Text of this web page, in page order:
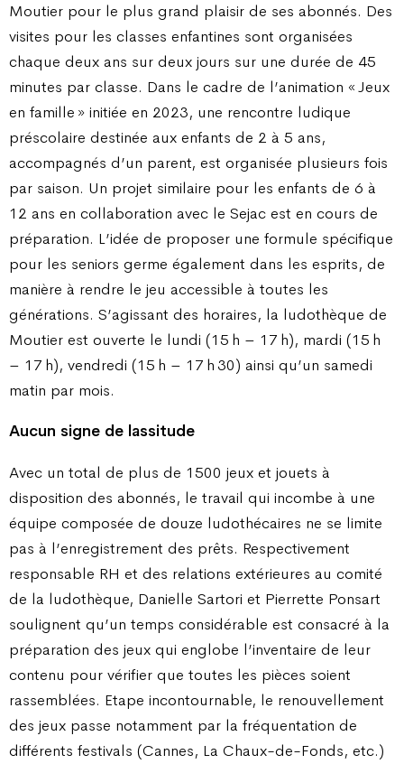
Moutier pour le plus grand plaisir de ses abonnés. Des
visites pour les classes enfantines sont organisées
chaque deux ans sur deux jours sur une durée de 45
minutes par classe. Dans le cadre de l’animation « Jeux
en famille » initiée en 2023, une rencontre ludique
préscolaire destinée aux enfants de 2 à 5 ans,
accompagnés d’un parent, est organisée plusieurs fois
par saison. Un projet similaire pour les enfants de 6 à
12 ans en collaboration avec le Sejac est en cours de
préparation. L’idée de proposer une formule spécifique
pour les seniors germe également dans les esprits, de
manière à rendre le jeu accessible à toutes les
générations. S’agissant des horaires, la ludothèque de
Moutier est ouverte le lundi (15 h – 17 h), mardi (15 h
– 17 h), vendredi (15 h – 17 h 30) ainsi qu’un samedi
matin par mois.
Aucun signe de lassitude
Avec un total de plus de 1500 jeux et jouets à
disposition des abonnés, le travail qui incombe à une
équipe composée de douze ludothécaires ne se limite
pas à l’enregistrement des prêts. Respectivement
responsable RH et des relations extérieures au comité
de la ludothèque, Danielle Sartori et Pierrette Ponsart
soulignent qu’un temps considérable est consacré à la
préparation des jeux qui englobe l’inventaire de leur
contenu pour vérifier que toutes les pièces soient
rassemblées. Etape incontournable, le renouvellement
des jeux passe notamment par la fréquentation de
différents festivals (Cannes, La Chaux-de-Fonds, etc.)